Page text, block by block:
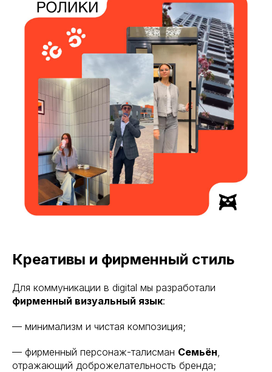
Креативы и фирменный стиль
Для коммуникации в digital мы разработали
фирменный визуальный язык:
— минимализм и чистая композиция;
— фирменный персонаж-талисман Семьён,
отражающий доброжелательность бренда;